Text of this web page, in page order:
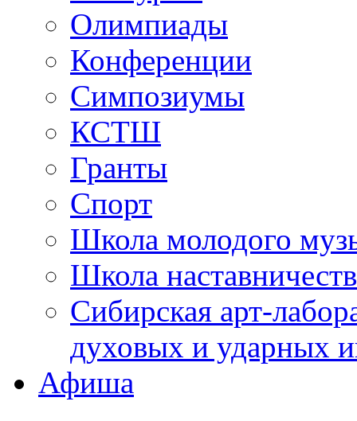
Олимпиады
Конференции
Симпозиумы
КСТШ
Гранты
Спорт
Школа молодого
Школа
Сибирская арт-
духовых и ударных
Афиша